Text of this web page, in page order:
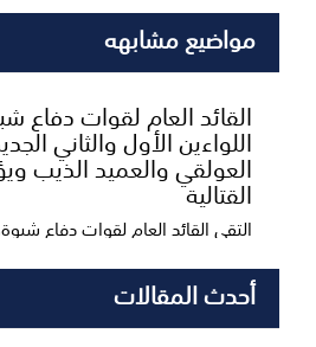
مواضيع مشابهه
القائد العام لقوات دفاع
اللواءين الأول والثاني
العولقي والعميد الذيب
القتالية
التقى القائد العام لقوات دفاع
أحدث المقالات